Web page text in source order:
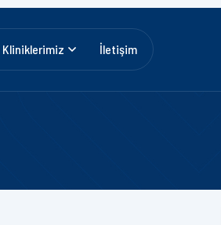
Kliniklerimiz İletişim